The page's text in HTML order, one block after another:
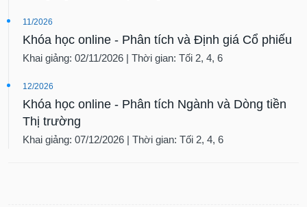
11/2026
Khóa học online - Phân tích và Định giá Cổ phiếu
Khai giảng: 02/11/2026 | Thời gian: Tối 2, 4, 6
12/2026
Khóa học online - Phân tích Ngành và Dòng tiền
Thị trường
Khai giảng: 07/12/2026 | Thời gian: Tối 2, 4, 6